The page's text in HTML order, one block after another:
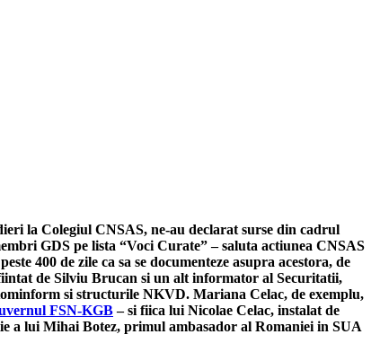
la Colegiul CNSAS, ne-au declarat surse din cadrul
GDS pe lista “Voci Curate” – saluta actiunea CNSAS
400 de zile ca sa se documenteze asupra acestora, de
de Silviu Brucan si un alt informator al Securitatii,
si structurile NKVD. Mariana Celac, de exemplu,
FSN-KGB– si fiica lui Nicolae Celac, instalat de
a lui Mihai Botez, primul ambasador al Romaniei in SUA